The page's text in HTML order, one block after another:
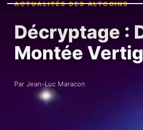
ACTUALITÉS DES ALTCOINS
Décryptage :
Montée
Par Jean-Luc Maracon